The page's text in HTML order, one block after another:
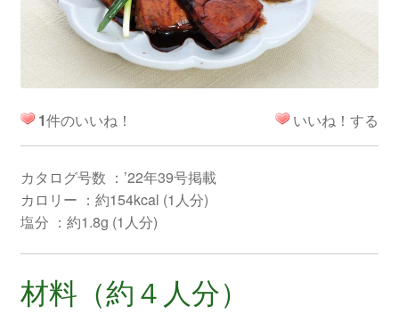
1件のいいね！ いいね！する
カタログ号数 ：’22年39号掲載
カロリー ：約154kcal (1人分)
塩分 ：約1.8g (1人分)
材料（約４人分）